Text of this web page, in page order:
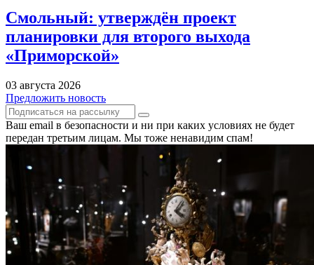
Смольный: утверждён проект
планировки для второго выхода
«Приморской»
03 августа 2026
Предложить новость
Ваш email в безопасности и ни при каких условиях не будет
передан третьим лицам. Мы тоже ненавидим спам!